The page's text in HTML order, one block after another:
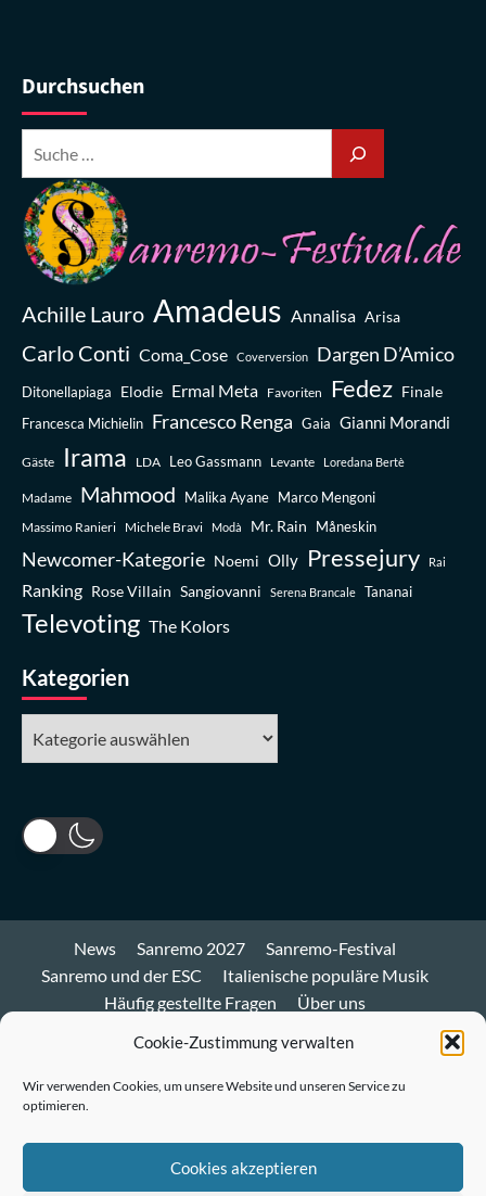
Cookie-Zustimmung verwalten
Wir verwenden Cookies, um unsere Website und unseren Service zu
optimieren.
Cookies akzeptieren
Durchsuchen
Achille Lauro Amadeus Annalisa Arisa
Carlo Conti Coma_Cose Coverversion Dargen D’Amico
Ditonellapiaga Elodie Ermal Meta Favoriten Fedez Finale
Francesca Michielin Francesco Renga Gaia Gianni Morandi
Gäste Irama LDA Leo Gassmann Levante Loredana Bertè
Madame Mahmood Malika Ayane Marco Mengoni
Massimo Ranieri Michele Bravi Modà Mr. Rain Måneskin
Newcomer-Kategorie Noemi Olly Pressejury Rai
Ranking Rose Villain Sangiovanni Serena Brancale Tananai
Televoting The Kolors
Kategorien
News Sanremo 2027
Sanremo-Festival
Sanremo und der ESC
Italienische populäre Musik
Häufig gestellte Fragen
Über uns
Mastodon
Twitter
LinkedIn